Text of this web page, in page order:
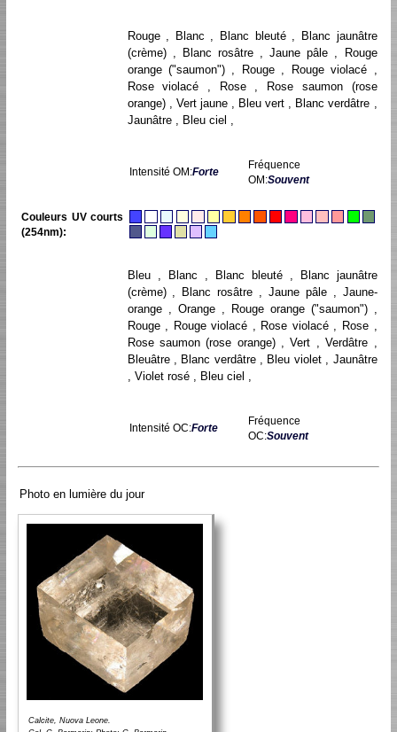
Rouge , Blanc , Blanc bleuté , Blanc jaunâtre
(crème) , Blanc rosâtre , Jaune pâle , Rouge
orange ("saumon") , Rouge , Rouge violacé ,
Rose violacé , Rose , Rose saumon (rose
orange) , Vert jaune , Bleu vert , Blanc verdâtre ,
Jaunâtre , Bleu ciel ,
Intensité OM:Forte
Fréquence
OM:Souvent
Couleurs UV courts
(254nm):
Bleu , Blanc , Blanc bleuté , Blanc jaunâtre
(crème) , Blanc rosâtre , Jaune pâle , Jaune-
orange , Orange , Rouge orange ("saumon") ,
Rouge , Rouge violacé , Rose violacé , Rose ,
Rose saumon (rose orange) , Vert , Verdâtre ,
Bleuâtre , Blanc verdâtre , Bleu violet , Jaunâtre
, Violet rosé , Bleu ciel ,
Intensité OC:Forte
Fréquence
OC:Souvent
Photo en lumière du jour
Calcite, Nuova Leone.